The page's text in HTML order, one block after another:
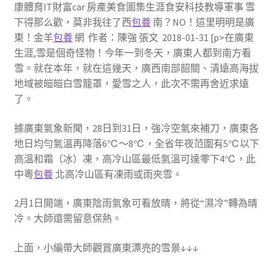
康體育IT財富car 房產美食圖集生涯食安科技教導軍事 雪
下得那么歡，莫非我往了西包養南？NO！這里明明是廣
東！金羊包養網 作者：陳強 張文 2018-01-31 [p>在廣東
生涯,雪是個奇怪物！今年一到冬天，廣東人都到南方看
雪。就在本年，就在這幾天，廣西南部韶關、清遠高海拔
地域被皚皚白雪籠罩，愛雪之人，此次不需再舍近求遠
了。
據廣東氣象新聞，28日到31日，強冷空氣來補刀，廣東各
地日均勻氣溫再降落6℃～8℃，全省年夜范圍有5℃以下
高溫和霜（冰）凍，高冷山區最低氣溫可達零下4℃，此
中粵包養北高冷山區有凍雨或雨夾雪。
2月1日開端，廣東陰雨氣象可看放晴，將從“濕冷”轉為晴
冷。大師還需留意保熱。
上面，小編帶大師觀賞廣東漂亮的雪景↓↓↓